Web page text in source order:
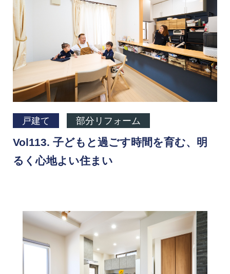
Vol113. 子どもと過ごす時間を育む、明
るく心地よい住まい
戸建て 部分リフォーム